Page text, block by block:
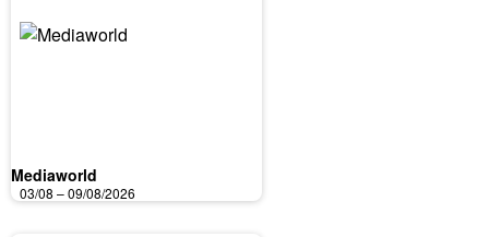
Mediaworld
03/08 – 09/08/2026